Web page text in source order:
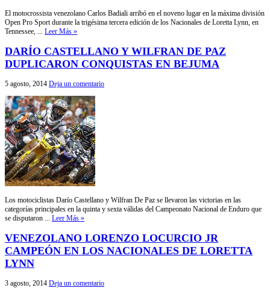
El motocrossista venezolano Carlos Badiali arribó en el noveno lugar en la máxima división
Open Pro Sport durante la trigésima tercera edición de los Nacionales de Loretta Lynn, en
Tennessee, ... Leer Más »
DARÍO CASTELLANO Y WILFRAN DE PAZ
DUPLICARON CONQUISTAS EN BEJUMA
5 agosto, 2014 Deja un comentario
Los motociclistas Darío Castellano y Wilfran De Paz se llevaron las victorias en las
categorías principales en la quinta y sexta válidas del Campeonato Nacional de Enduro que
se disputaron ... Leer Más »
VENEZOLANO LORENZO LOCURCIO JR
CAMPEÓN EN LOS NACIONALES DE LORETTA
LYNN
3 agosto, 2014 Deja un comentario